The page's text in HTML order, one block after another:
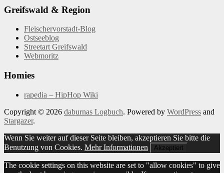
Greifswald & Region
Fleischervorstadt-Blog
Ostseeblog
Streetart Greifswald
Webmoritz
Homies
rapedia – HipHop Wiki
Copyright © 2026 daburnas Logbuch. Powered by WordPress and
Stargazer.
Wenn Sie weiter auf dieser Seite bleiben, akzeptieren Sie bitte die
Benutzung von Cookies. Mehr Informationen Akzeptiert
The cookie settings on this website are set to "allow cookies" to give